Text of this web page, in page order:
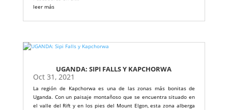
leer más
UGANDA: SIPI FALLS Y KAPCHORWA
Oct 31, 2021
La región de Kapchorwa es una de las zonas más bonitas de
Uganda. Con un paisaje montañoso que se encuentra situado en
el valle del Rift y en los pies del Mount Elgon, esta zona alberga